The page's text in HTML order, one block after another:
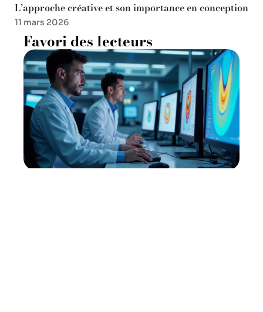
L’approche créative et son importance en conception
11 mars 2026
Favori des lecteurs